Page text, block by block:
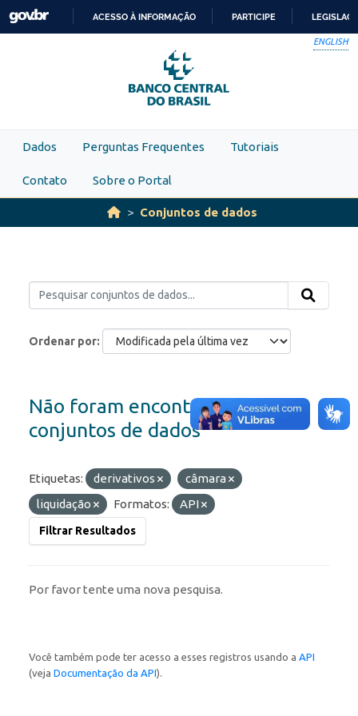
Skip to main content
PARA
O
CONTEÚDO
ACESSO À INFORMAÇÃO PARTICIPE
ENGLISH
Dados Perguntas Frequentes Tutoriais
Contato Sobre o Portal
Conjuntos de dados
Ordenar por
Não foram encontrados
conjuntos de dados
Etiquetas: derivativos
câmara
liquidação
Formatos: API
Filtrar Resultados
Por favor tente uma nova pesquisa.
Você também pode ter acesso a esses registros usando a API
(veja Documentação da API).